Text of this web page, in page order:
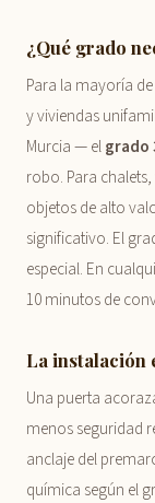
¿Qué grado
Para la mayoría
y viviendas
Murcia — elgrado
robo. Para
objetos de alto
significativo. El
especial. En
10 minutos de
La instalación
Una puerta
menos seguridad
anclaje del
química según el